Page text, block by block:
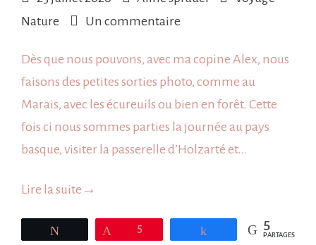
Nature
Un commentaire
au
pays
basque
Dès que nous pouvons, avec ma copine Alex, nous
faisons des petites sorties photo, comme au
Marais, avec les écureuils ou bien en forêt. Cette
fois ci nous sommes parties la journée au pays
basque, visiter la passerelle d’Holzarté et…
Lire la suite →
Tweetez Épingle
5 Partagez 5
PARTAGES